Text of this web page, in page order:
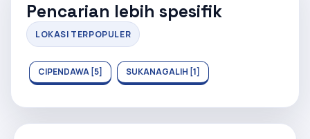
Pencarian lebih spesifik
LOKASI TERPOPULER
CIPENDAWA [5] SUKANAGALIH [1]